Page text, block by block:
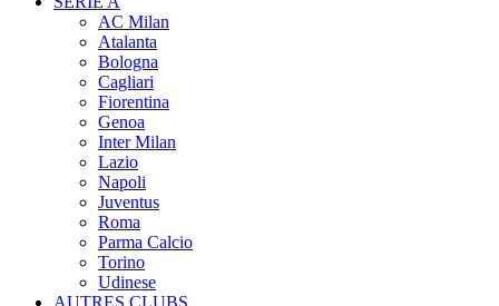
AC Milan
Atalanta
Bologna
Cagliari
Fiorentina
Genoa
Inter Milan
Lazio
Napoli
Juventus
Roma
Parma Calcio
Torino
Udinese
AUTRES CLUBS